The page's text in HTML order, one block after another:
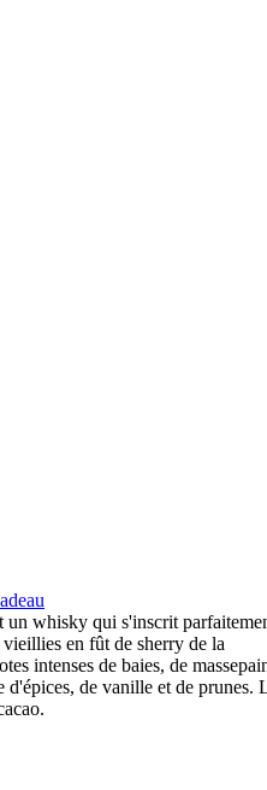
un whisky qui s'inscrit
en fût de sherry de la
intenses de baies, de
d'épices, de vanille et de prunes.